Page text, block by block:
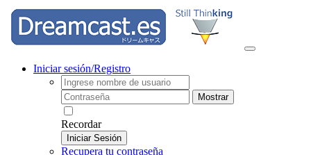
Iniciar sesión/Registro
Mostrar
Recordar
Iniciar Sesión
Recupera tu contraseña